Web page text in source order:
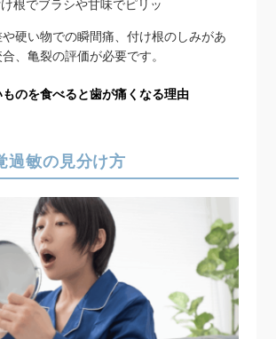
根でブラシや甘味でピリッ
硬い物での瞬間痛、付け根のしみがあ
、亀裂の評価が必要です。
ものを食べると歯が痛くなる理由
過敏の見分け方